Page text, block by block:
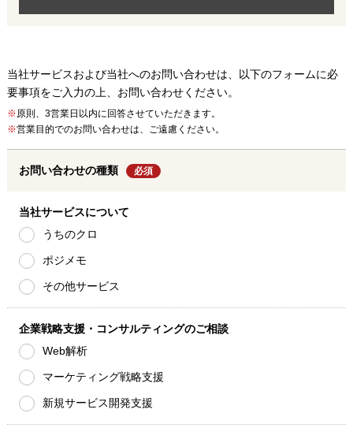
当社サービスおよび当社へのお問い合わせは、以下のフォームに必
要事項をご入力の上、お問い合わせください。
※原則、3営業日以内に回答させていただきます。
※営業目的でのお問い合わせは、ご遠慮ください。
お問い合わせの種類 必須
当社サービスについて
うちのクロ
ポジメモ
その他サービス
企業戦略支援・コンサルティングのご相談
Web解析
マーケティング戦略支援
新規サービス開発支援